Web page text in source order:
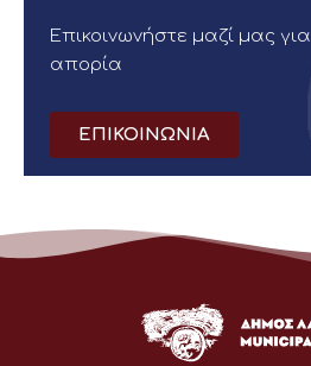
Επικοινωνήστε μαζί μας
απορία
ΕΠΙΚΟΙΝΩΝΙΑ